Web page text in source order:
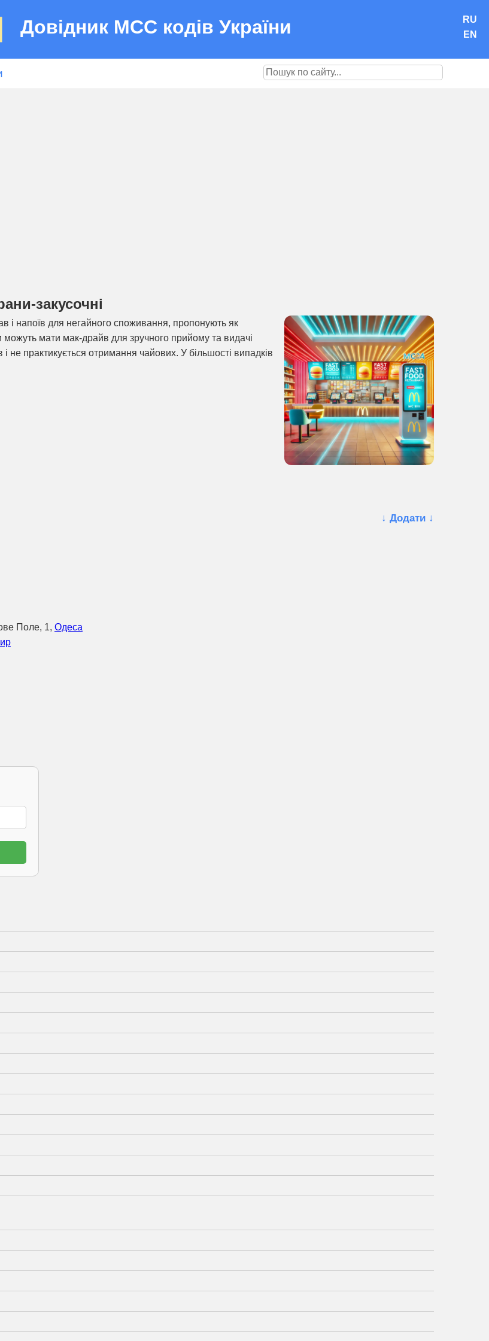
Довідник МСС кодів України
RU
EN
закусочні
і напоїв для негайного споживання, пропонують як
можуть мати мак-драйв для зручного прийому та видачі
не практикується отримання чайових. У більшості випадків
↓ Додати ↓
Поле, 1, Одеса